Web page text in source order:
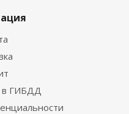
в ГИБДД